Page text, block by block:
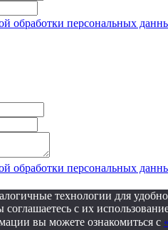
обработки персональных
обработки персональных
технологии для
с их
вы можете ознакомиться с